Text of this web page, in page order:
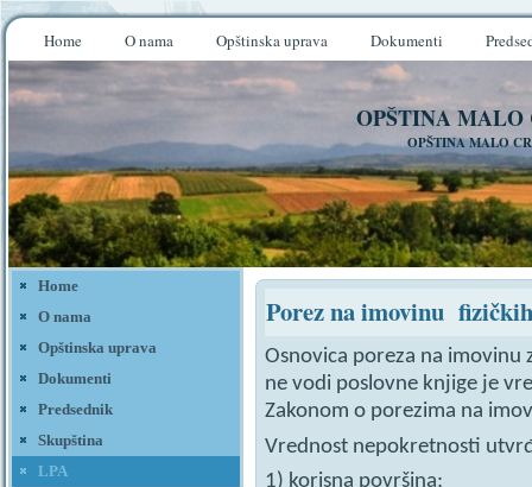
Home O nama Opštinska uprava Dokumenti
OPŠTINA MALO
OPŠTINA MALO
Home
O nama
Opštinska uprava
Dokumenti
Predsednik
Skupština
LPA
Porez na imovinu
Osnovica poreza na
ne vodi poslovne knjige je
Zakonom o porezima na
Vrednost nepokretnosti
1) korisna površina;